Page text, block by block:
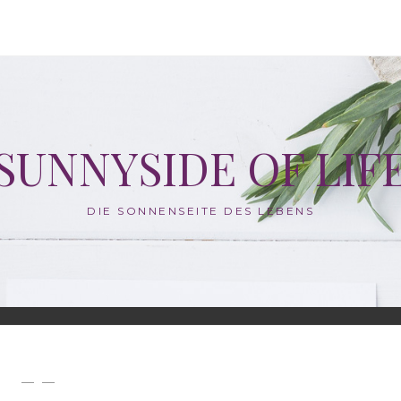
OF
DIE SONNENSEITE DES LEBENS
— —